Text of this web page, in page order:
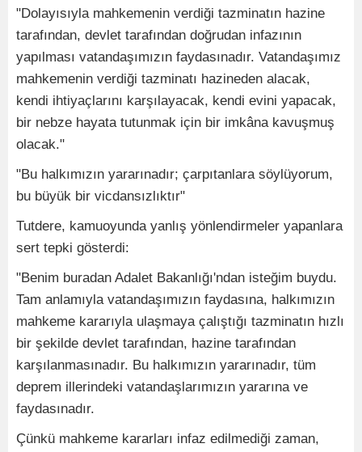
"Dolayısıyla mahkemenin verdiği tazminatın hazine
tarafından, devlet tarafından doğrudan infazının
yapılması vatandaşımızın faydasınadır. Vatandaşımız
mahkemenin verdiği tazminatı hazineden alacak,
kendi ihtiyaçlarını karşılayacak, kendi evini yapacak,
bir nebze hayata tutunmak için bir imkâna kavuşmuş
olacak."
"Bu halkımızın yararınadır; çarpıtanlara söylüyorum,
bu büyük bir vicdansızlıktır"
Tutdere, kamuoyunda yanlış yönlendirmeler yapanlara
sert tepki gösterdi:
"Benim buradan Adalet Bakanlığı'ndan isteğim buydu.
Tam anlamıyla vatandaşımızın faydasına, halkımızın
mahkeme kararıyla ulaşmaya çalıştığı tazminatın hızlı
bir şekilde devlet tarafından, hazine tarafından
karşılanmasınadır. Bu halkımızın yararınadır, tüm
deprem illerindeki vatandaşlarımızın yararına ve
faydasınadır.
Çünkü mahkeme kararları infaz edilmediği zaman,